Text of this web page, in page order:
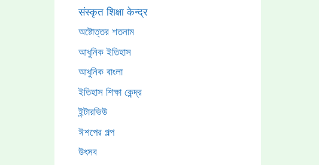
संस्कृत शिक्षा केन्द्र
অষ্টোত্তর শতনাম
আধুনিক ইতিহাস
আধুনিক বাংলা
ইতিহাস শিক্ষা কেন্দ্র
ইন্টারভিউ
ঈশপের গল্প
উৎসব